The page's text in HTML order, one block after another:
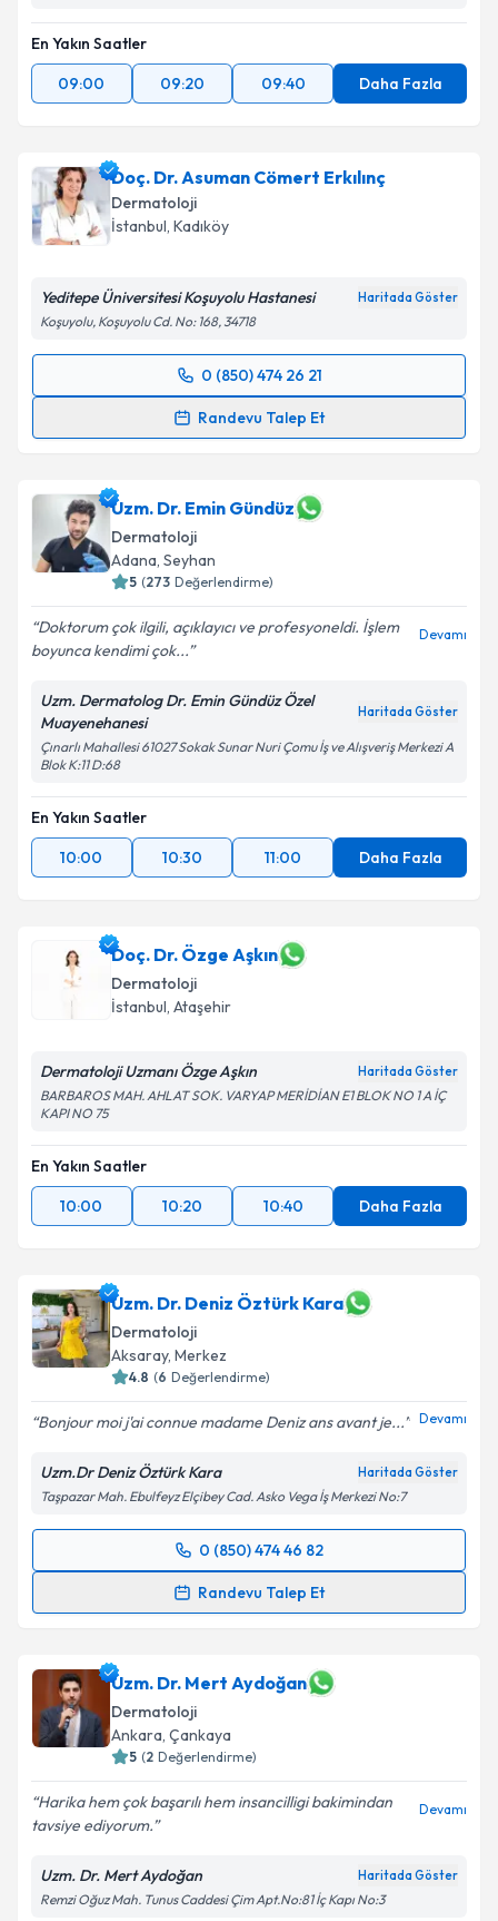
En Yakın Saatler
09:00
09:20 09:40 Daha Fazla
Doç. Dr. Asuman Cömert Erkılınç
Dermatoloji
İstanbul, Kadıköy
Yeditepe Üniversitesi Koşuyolu Hastanesi Haritada Göster
Koşuyolu, Koşuyolu Cd. No: 168, 34718
0 (850) 474 26 21
Randevu Talep Et
Randevu Takvimi Talebi
almanız için bir takvim hazırlandığında e-posta ile
bilgilendireceğiz.
E-posta Adresiniz
Metni'ni okudum ve kişisel verilerimin belirtilen
kapsamda işlenmesini kabul ediyorum.
Takvim Talebini Gönder
Uzm. Dr. Emin Gündüz
Dermatoloji
Adana, Seyhan
5 (273 Değerlendirme)
Doktorum çok ilgili, açıklayıcı ve profesyoneldi. İşlem
boyunca kendimi çok...
Devamı
Uzm. Dermatolog Dr. Emin Gündüz Özel
Muayenehanesi
Haritada Göster
Çınarlı Mahallesi 61027 Sokak Sunar Nuri Çomu İş ve Alışveriş Merkezi A
Blok K:11 D:68
En Yakın Saatler
10:00
10:30 11:00 Daha Fazla
Doç. Dr. Özge Aşkın
Dermatoloji
İstanbul, Ataşehir
Dermatoloji Uzmanı Özge Aşkın Haritada Göster
BARBAROS MAH. AHLAT SOK. VARYAP MERİDİAN E1 BLOK NO 1 A İÇ
KAPI NO 75
En Yakın Saatler
10:00
10:20 10:40 Daha Fazla
Uzm. Dr. Deniz Öztürk Kara
Dermatoloji
Aksaray, Merkez
4.8 (6 Değerlendirme)
Bonjour moi j'ai connue madame Deniz ans avant je... Devamı
Uzm.Dr Deniz Öztürk Kara Haritada Göster
Taşpazar Mah. Ebulfeyz Elçibey Cad. Asko Vega İş Merkezi No:7
0 (850) 474 46 82
Randevu Talep Et
Randevu Takvimi Talebi
için bir takvim hazırlandığında e-posta ile
bilgilendireceğiz.
E-posta Adresiniz
Metni'ni okudum ve kişisel verilerimin belirtilen
kapsamda işlenmesini kabul ediyorum.
Uzm. Dr. Mert Aydoğan
Dermatoloji
Ankara, Çankaya
5 (2 Değerlendirme)
Harika hem çok başarılı hem insancilligi bakimindan
tavsiye ediyorum.
Devamı
Uzm. Dr. Mert Aydoğan Haritada Göster
Remzi Oğuz Mah. Tunus Caddesi Çim Apt.No:81 İç Kapı No:3